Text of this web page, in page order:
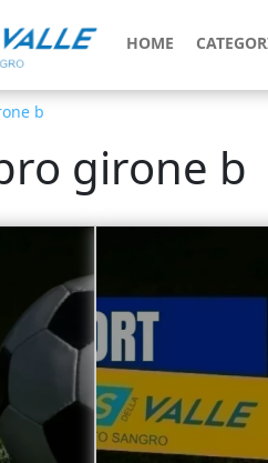
HOME
b
girone b